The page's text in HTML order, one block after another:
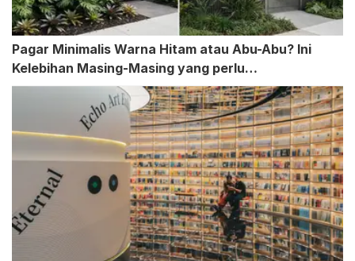
Pagar Minimalis Warna Hitam atau Abu-Abu? Ini
Kelebihan Masing-Masing yang perlu
Dipertimbangkan